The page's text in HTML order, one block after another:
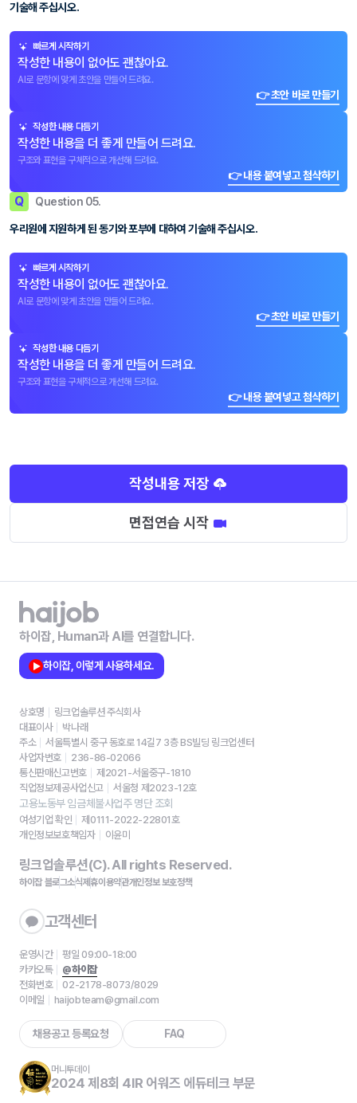
기술해 주십시오.
빠르게 시작하기
작성한 내용이 없어도 괜찮아요.
AI로 문항에 맞게 초안을 만들어 드려요.
👉 초안 바로 만들기
작성한 내용 다듬기
작성한 내용을 더 좋게 만들어 드려요.
구조와 표현을 구체적으로 개선해 드려요.
👉 내용 붙여넣고 첨삭하기
Q Question 05.
우리원에 지원하게 된 동기와 포부에 대하여 기술해 주십시오.
빠르게 시작하기
작성한 내용이 없어도 괜찮아요.
AI로 문항에 맞게 초안을 만들어 드려요.
👉 초안 바로 만들기
작성한 내용 다듬기
작성한 내용을 더 좋게 만들어 드려요.
구조와 표현을 구체적으로 개선해 드려요.
👉 내용 붙여넣고 첨삭하기
작성내용 저장
면접연습 시작
하이잡, Human과 AI를 연결합니다.
하이잡, 이렇게 사용하세요.
상호명
링크업솔루션 주식회사
대표이사
박나래
주소
서울특별시 중구 동호로 14길7 3층 BS빌딩 링크업센터
사업자번호
236-86-02066
통신판매신고번호
제2021-서울중구-1810
직업정보제공사업신고
서울청 제2023-12호
고용노동부 임금체불사업주 명단 조회
여성기업 확인
제0111-2022-22801호
개인정보보호책임자
이윤미
링크업솔루션(C). All rights Reserved.
하이잡 블로그소식제휴이용약관개인정보 보호정책
고객센터
운영시간
평일 09:00-18:00
카카오톡
@하이잡
전화번호
02-2178-8073/8029
이메일
haijobteam@gmail.com
채용공고 등록요청 FAQ
머니투데이
2024 제8회 4IR 어워즈 에듀테크 부문